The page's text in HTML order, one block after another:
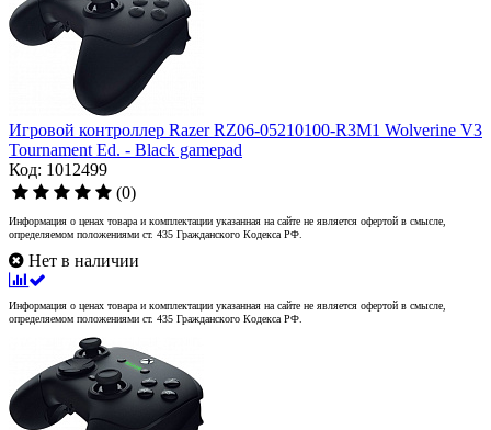
Игровой контроллер Razer RZ06-05210100-R3M1 Wolverine V3
Tournament Ed. - Black gamepad
Код: 1012499
(0)
Информация о ценах товара и комплектации указанная на сайте не является офертой в смысле,
определяемом положениями ст. 435 Гражданского Кодекса РФ.
Нет в наличии
Информация о ценах товара и комплектации указанная на сайте не является офертой в смысле,
определяемом положениями ст. 435 Гражданского Кодекса РФ.